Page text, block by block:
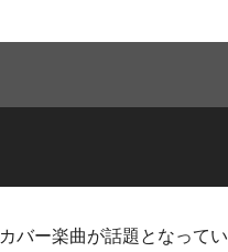
バー楽曲が話題となってい